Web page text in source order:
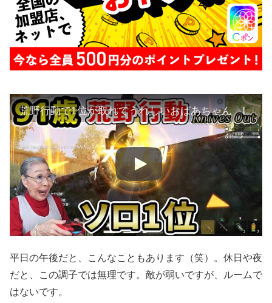
荒野行動で1位が取れてうれしいおばあちゃん I Won Solo KNIVES OUT
平日の午後だと、こんなこともあります（笑）。休日や夜
だと、この調子では無理です。敵が弱いですが、ルームで
はないです。